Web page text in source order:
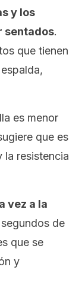
y los
sentados.
que tienen
es menor
que es
la resistencia
vez a la
de
que se
y